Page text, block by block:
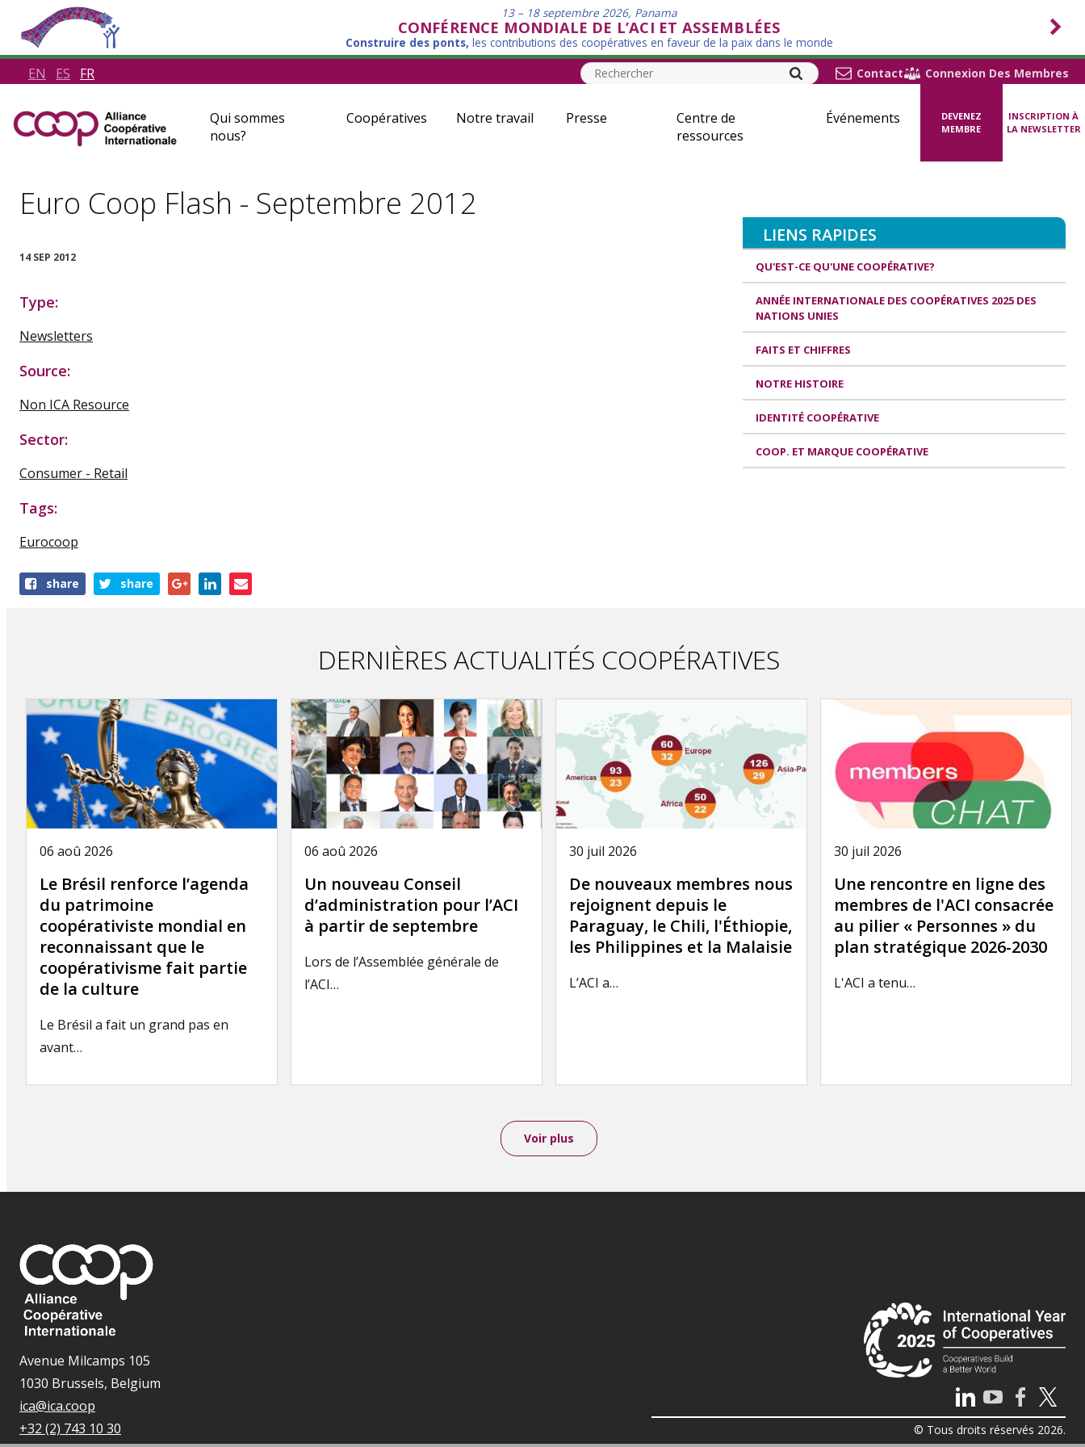
13 – 18 septembre 2026, Panama
CONFÉRENCE MONDIALE DE L’ACI ET ASSEMBLÉES
Construire des ponts, les contributions des coopératives en faveur de la paix dans le monde
EN ES FR Contact Connexion Des Membres
Qui sommes
nous?
Coopératives Notre travail Presse
Centre de
ressources
Événements
DEVENEZ
MEMBRE
INSCRIPTION À
LA NEWSLETTER
Euro Coop Flash - Septembre 2012
14 SEP 2012
Type:
Newsletters
Source:
Non ICA Resource
Sector:
Consumer - Retail
Tags:
Eurocoop
Shareshare share
DERNIÈRES ACTUALITÉS COOPÉRATIVES
06 aoû 2026
Le Brésil renforce l’agenda
du patrimoine
coopérativiste mondial en
reconnaissant que le
coopérativisme fait partie
de la culture
Le Brésil a fait un grand pas en
avant…
06 aoû 2026
Un nouveau Conseil
d’administration pour l’ACI
à partir de septembre
Lors de l’Assemblée générale de
l’ACI…
30 juil 2026
De nouveaux membres nous
rejoignent depuis le
Paraguay, le Chili, l'Éthiopie,
les Philippines et la Malaisie
L’ACI a…
30 juil 2026
Une rencontre en ligne des
membres de l'ACI consacrée
au pilier « Personnes » du
plan stratégique 2026-2030
L'ACI a tenu…
Voir plus
LIENS RAPIDES
QU'EST-CE QU'UNE COOPÉRATIVE?
ANNÉE INTERNATIONALE DES COOPÉRATIVES 2025 DES
NATIONS UNIES
FAITS ET CHIFFRES
NOTRE HISTOIRE
IDENTITÉ COOPÉRATIVE
COOP. ET MARQUE COOPÉRATIVE
Avenue Milcamps 105
1030 Brussels, Belgium
ica@ica.coop
+32 (2) 743 10 30
© Tous droits réservés 2026.